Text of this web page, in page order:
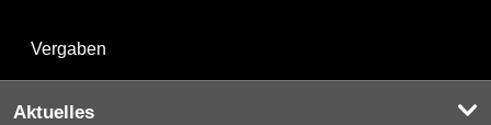
Vergaben
Aktuelles